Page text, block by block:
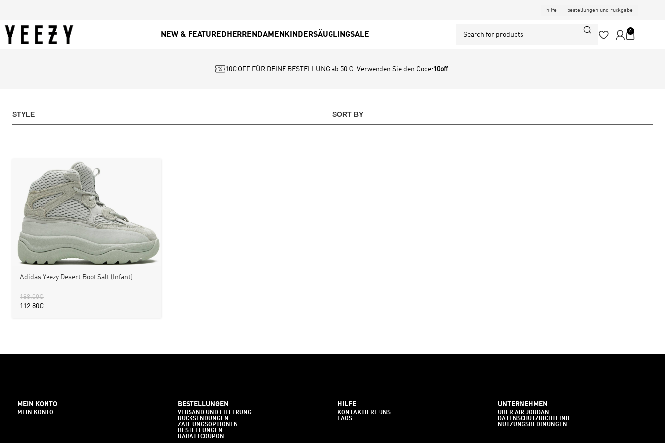
hilfe bestellungen und rückgabe
NEW & FEATURED HERREN DAMEN KINDERSÄUGLINGSALE 0
10€ OFF FÜR DEINE BESTELLUNG ab 50 €. Verwenden Sie den Code:10off.
STYLE SORT BY
Adidas Yeezy Desert Boot Salt (Infant)
188.00€
112.80€
MEIN KONTO
MEIN KONTO
BESTELLUNGEN
VERSAND UND LIEFERUNG
RÜCKSENDUNGEN
ZAHLUNGSOPTIONEN
BESTELLUNGEN
RABATTCOUPON
HILFE
KONTAKTIERE UNS
FAQS
UNTERNEHMEN
ÜBER AIR JORDAN
DATENSCHUTZRICHTLINIE
NUTZUNGSBEDINUNGEN